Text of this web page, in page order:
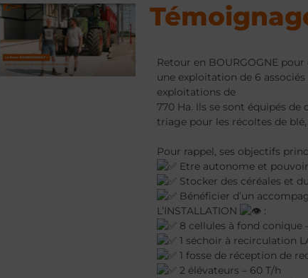
Retour en BOURGOGNE
une exploitation de 6
exploitations de
770 Ha. Ils se sont équipés
triage pour les récoltes de
Pour rappel, ses objectifs
Etre autonome et
Stocker des céréales et
Bénéficier d’un
L’INSTALLATION
:
8 cellules à fond conique
1 séchoir à recirculation
1 fosse de réception de
2 élévateurs – 60 T/h